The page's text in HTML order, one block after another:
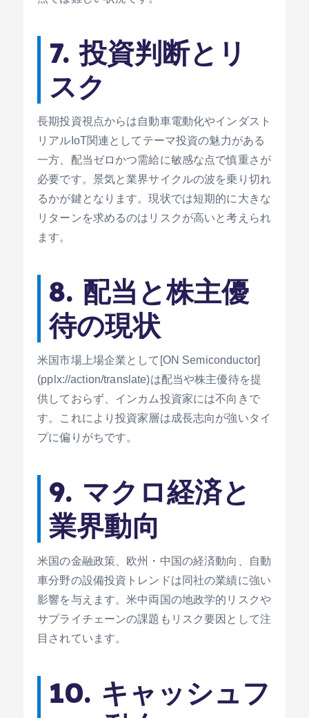
7. 投資判断とリ
スク
長期投資視点からは自動車電動化やインダスト
リアルIoT関連としてテーマ投資の魅力がある
一方、配当ゼロかつ需給に敏感な点で慎重さが
必要です。景気と業界サイクルの波を乗り切れ
るかが鍵となります。現状では短期的に大きな
リターンを求めるのはリスクが高いと考えられ
ます。
8. 配当と株主優
待の現状
米国市場上場企業として[ON Semiconductor]
(pplx://action/translate)は配当や株主優待を提
供しておらず、インカム投資家には不向きで
す。これにより投資家層は成長志向が強いタイ
プに偏りがちです。
9. マクロ経済と
業界動向
米国の金融政策、欧州・中国の経済動向、自動
車分野の設備投資トレンドは同社の業績に強い
影響を与えます。米中両国の地政学的リスクや
サプライチェーンの課題もリスク要因として注
目されています。
10. キャッシュフ